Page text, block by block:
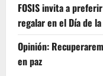
FOSIS invita a
regalar en el Día de
Opinión:
en paz